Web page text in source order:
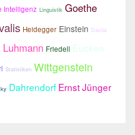
Intelligenz Linguistik Goethe
Heidegger Einstein Davilá
Luhmann Friedell Eucken
Statistiken Wittgenstein
Dahrendorf Ernst Jünger